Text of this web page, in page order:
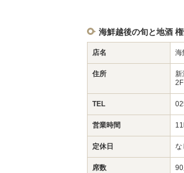
海鮮越後の旬と地酒
店名 海
住所
新
2F
TEL
営業時間
定休日 な
席数